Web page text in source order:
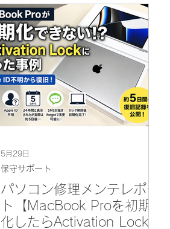
沈み込んでおり、押しても正常な
「カチッ」という感触がありませ
ん。 最終的には、電源ボタンを使わ
ずにFastbootモードへ入り、パソコ
ンから再起動命令を送ることで、パ
スワード入力画面まで起動させるこ
とができました。 この記事では、今
回行った診断と対応の流れをご紹介
します。 ご相談時の症状 今回お預か
主な症状は次のとおりでした。 電源
ボタンを押しても反応がなく、クリ
沈み込んでいる 充電ケーブルを接続
するとLEDは点灯する SONYのロゴ
は表示される バッテリー残量90％の
パソコン修理メンテレポー
ト【MacBook Proを初期
化したらActivation Lock
保守サポート
5月29日